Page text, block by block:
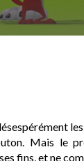
Mais le
fins, et ne